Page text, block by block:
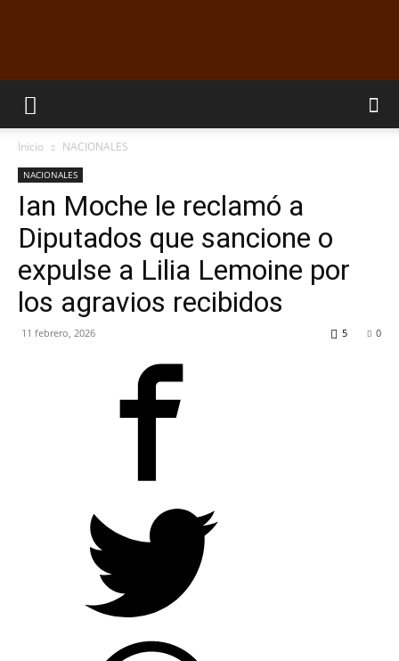
EL
RADIO
Inicio NACIONALES
NACIONALES
Ian Moche le reclamó a
Diputados que sancione o
expulse a Lilia Lemoine por
los agravios recibidos
11 febrero, 2026 0
5